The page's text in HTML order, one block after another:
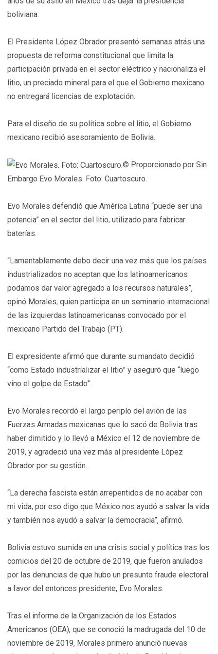
boliviana.
El Presidente López Obrador presentó semanas atrás una
propuesta de reforma constitucional que limita la
participación privada en el sector eléctrico y nacionaliza el
litio, un preciado mineral para el que el Gobierno mexicano
no entregará licencias de explotación.
Para el diseño de su política sobre el litio, el Gobierno
mexicano recibió asesoramiento de Bolivia.
© Proporcionado por Sin
Embargo Evo Morales. Foto: Cuartoscuro.
Evo Morales defendió que América Latina “puede ser una
potencia” en el sector del litio, utilizado para fabricar
baterías.
“Lamentablemente debo decir una vez más que los países
industrializados no aceptan que los latinoamericanos
podamos dar valor agregado a los recursos naturales”,
opinó Morales, quien participa en un seminario internacional
de las izquierdas latinoamericanas convocado por el
mexicano Partido del Trabajo (PT).
El expresidente afirmó que durante su mandato decidió
“como Estado industrializar el litio” y aseguró que “luego
vino el golpe de Estado”.
Evo Morales recordó el largo periplo del avión de las
Fuerzas Armadas mexicanas que lo sacó de Bolivia tras
haber dimitido y lo llevó a México el 12 de noviembre de
2019, y agradeció una vez más al presidente López
Obrador por su gestión.
“La derecha fascista están arrepentidos de no acabar con
mi vida, por eso digo que México nos ayudó a salvar la vida
y también nos ayudó a salvar la democracia”, afirmó.
Bolivia estuvo sumida en una crisis social y política tras los
comicios del 20 de octubre de 2019, que fueron anulados
por las denuncias de que hubo un presunto fraude electoral
a favor del entonces presidente, Evo Morales.
Tras el informe de la Organización de los Estados
Americanos (OEA), que se conoció la madrugada del 10 de
noviembre de 2019, Morales primero anunció nuevas